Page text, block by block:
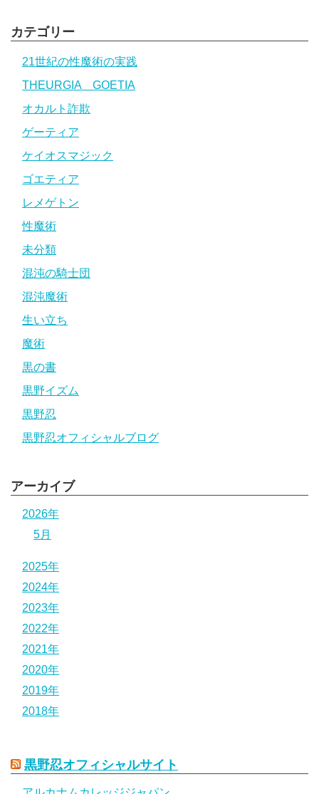
カテゴリー
21世紀の性魔術の実践
THEURGIA GOETIA
オカルト詐欺
ゲーティア
ケイオスマジック
ゴエティア
レメゲトン
性魔術
未分類
混沌の騎士団
混沌魔術
生い立ち
魔術
黒の書
黒野イズム
黒野忍
黒野忍オフィシャルブログ
アーカイブ
2026年
5月
2025年
2024年
2023年
2022年
2021年
2020年
2019年
2018年
黒野忍オフィシャルサイト